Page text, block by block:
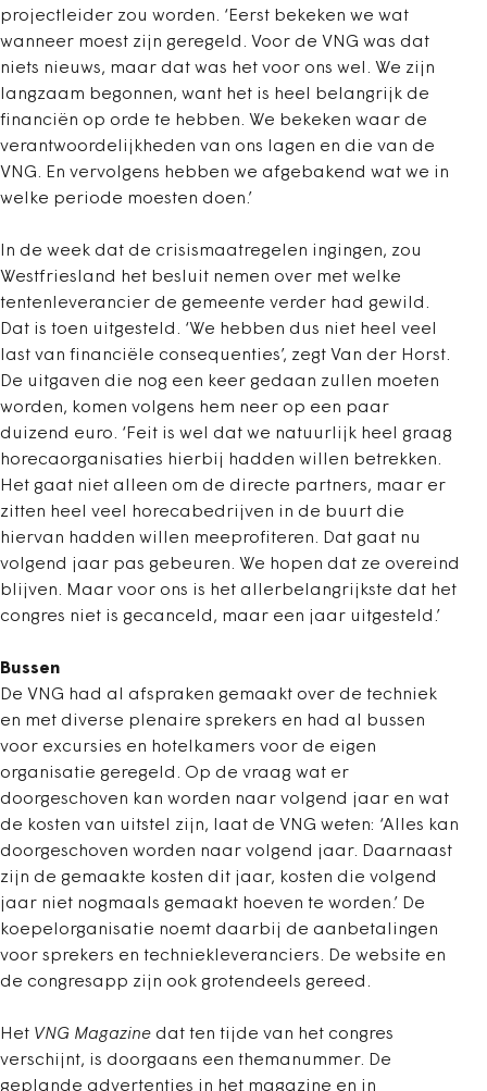
projectleider zou worden. ‘Eerst bekeken we wat
wanneer moest zijn geregeld. Voor de VNG was dat
niets nieuws, maar dat was het voor ons wel. We zijn
langzaam begonnen, want het is heel belangrijk de
financiën op orde te hebben. We bekeken waar de
verantwoordelijkheden van ons lagen en die van de
VNG. En vervolgens hebben we afgebakend wat we in
welke periode moesten doen.’
In de week dat de crisismaatregelen ingingen, zou
Westfriesland het besluit nemen over met welke
tentenleverancier de gemeente verder had gewild.
Dat is toen uitgesteld. ‘We hebben dus niet heel veel
last van financiële consequenties’, zegt Van der Horst.
De uitgaven die nog een keer gedaan zullen moeten
worden, komen volgens hem neer op een paar
duizend euro. ‘Feit is wel dat we natuurlijk heel graag
horecaorganisaties hierbij hadden willen betrekken.
Het gaat niet alleen om de directe partners, maar er
zitten heel veel horecabedrijven in de buurt die
hiervan hadden willen meeprofiteren. Dat gaat nu
volgend jaar pas gebeuren. We hopen dat ze overeind
blijven. Maar voor ons is het allerbelangrijkste dat het
congres niet is gecanceld, maar een jaar uitgesteld.’
Bussen
De VNG had al afspraken gemaakt over de techniek
en met diverse plenaire sprekers en had al bussen
voor excursies en hotelkamers voor de eigen
organisatie geregeld. Op de vraag wat er
doorgeschoven kan worden naar volgend jaar en wat
de kosten van uitstel zijn, laat de VNG weten: ‘Alles kan
doorgeschoven worden naar volgend jaar. Daarnaast
zijn de gemaakte kosten dit jaar, kosten die volgend
jaar niet nogmaals gemaakt hoeven te worden.’ De
koepelorganisatie noemt daarbij de aanbetalingen
voor sprekers en techniekleveranciers. De website en
de congresapp zijn ook grotendeels gereed.
Het VNG Magazine dat ten tijde van het congres
verschijnt, is doorgaans een themanummer. De
geplande advertenties in het magazine en in